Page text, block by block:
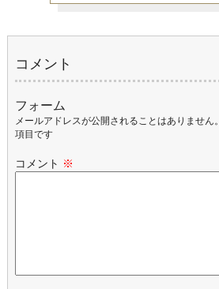
コメント
フォーム
メールアドレスが公開されることはありません。
項目です
コメント ※